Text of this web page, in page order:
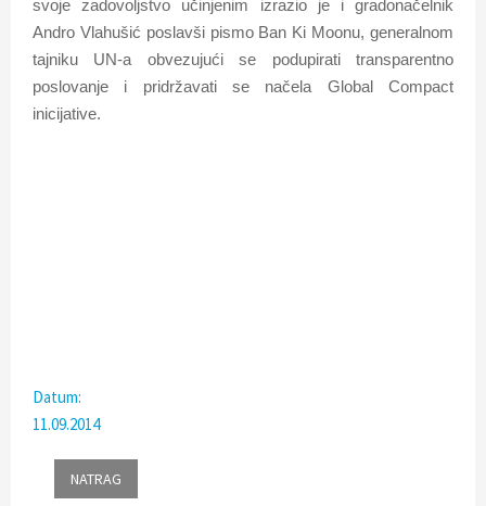
svoje zadovoljstvo učinjenim izrazio je i gradonačelnik
Andro Vlahušić poslavši pismo Ban Ki Moonu, generalnom
tajniku UN-a obvezujući se podupirati transparentno
poslovanje i pridržavati se načela Global Compact
inicijative.
Datum:
11.09.2014